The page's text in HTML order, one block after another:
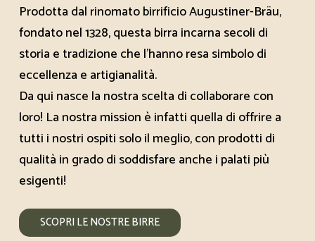
L'energia del tipico Biergarten sul
Lago di Garda
Prodotta dal rinomato birrificio Augustiner-Bräu,
fondato nel 1328, questa birra incarna secoli di
storia e tradizione che l’hanno resa simbolo di
eccellenza e artigianalità.
Da qui nasce la nostra scelta di collaborare con
loro! La nostra mission è infatti quella di offrire a
tutti i nostri ospiti solo il meglio, con prodotti di
qualità in grado di soddisfare anche i palati più
esigenti!
SCOPRILENOSTREBIRRE